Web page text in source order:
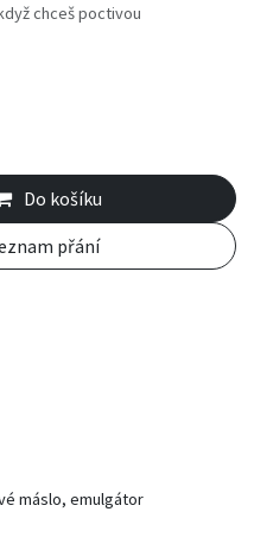
chceš poctivou
Do košíku
přání
máslo, emulgátor